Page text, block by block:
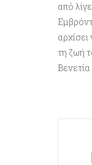
από
τη ζωή